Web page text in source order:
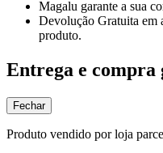
Magalu garante a sua
Devolução Gratuita em
produto.
Entrega e compra
Fechar
Produto vendido por loja